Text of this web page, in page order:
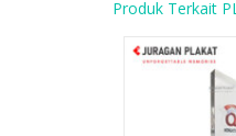
Produk Terkait